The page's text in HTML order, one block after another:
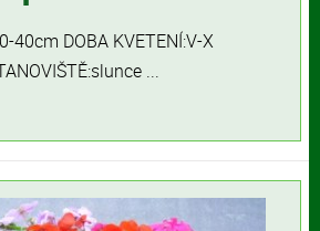
40cm DOBA KVETENÍ:V-X
...